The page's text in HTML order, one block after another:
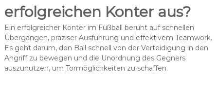
erfolgreichen Konter aus?
Ein erfolgreicher Konter im Fußball beruht auf schnellen
Übergängen, präziser Ausführung und effektivem Teamwork.
Es geht darum, den Ball schnell von der Verteidigung in den
Angriff zu bewegen und die Unordnung des Gegners
auszunutzen, um Tormöglichkeiten zu schaffen.